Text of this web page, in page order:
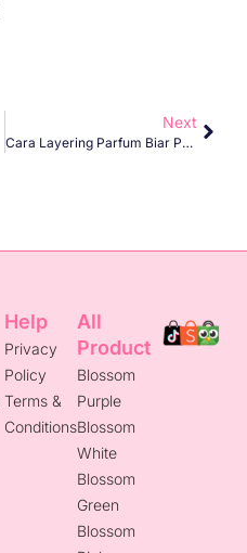
Next
Cara Layering Parfum Biar Punya Wangi Khas Versimu
Help
Privacy
Policy
Terms &
Conditions
All
Product
Blossom
Purple
Blossom
White
Blossom
Green
Blossom